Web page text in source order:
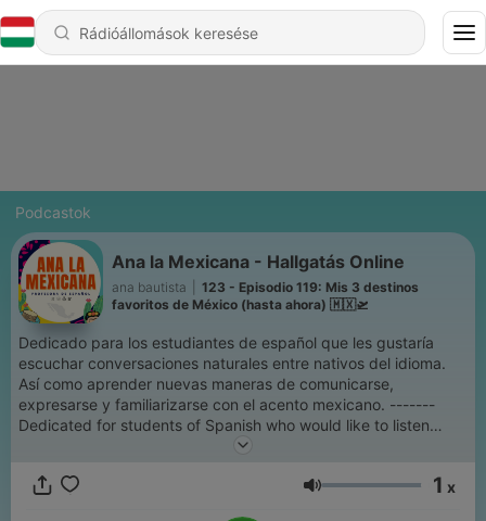
Podcastok
Ana la Mexicana - Hallgatás Online
ana bautista
123 - Episodio 119: Mis 3 destinos
favoritos de México (hasta ahora) 🇲🇽🛫
Dedicado para los estudiantes de español que les gustaría
escuchar conversaciones naturales entre nativos del idioma.
Así como aprender nuevas maneras de comunicarse,
expresarse y familiarizarse con el acento mexicano. -------
Dedicated for students of Spanish who would like to listen
natural conversations between native speakers of the
express themselves and become familiar with the Mexican
Hangerő 1 x